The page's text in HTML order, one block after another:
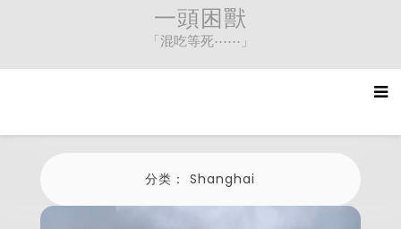
一頭困獸
「混吃等死⋯⋯」
分类：Shanghai